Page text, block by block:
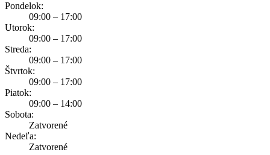
Pondelok:
09:00 – 17:00
Utorok:
09:00 – 17:00
Streda:
09:00 – 17:00
Štvrtok:
09:00 – 17:00
Piatok:
09:00 – 14:00
Sobota:
Zatvorené
Nedeľa:
Zatvorené